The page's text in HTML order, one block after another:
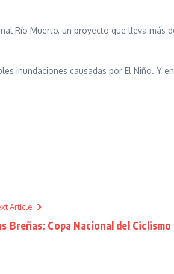
Río Muerto, un proyecto que lleva más
inundaciones causadas por El Niño. Y
Article
Breñas: Copa Nacional del